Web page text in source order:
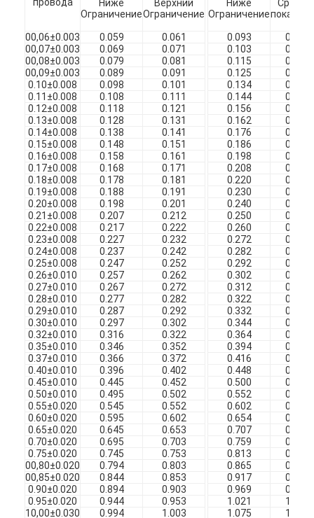
Экскурсия по заводу
Контроль качества
Свяжитесь с нами
Новости
Случаи
Запросите цитату
эмалированная круглая медная проволока
Эмалированная медная обмотка
Изолированные эмалированные медные провода
Магнитная проволока эмалированная
эмалированная плоская медная проволока
Шелковые проволоки
провод litz
Высокотемпературный магнитный провод
Ниже
Ограничение
Верхний
Ограничение
Ниже
Ограничение
00,06±0.003 0.059 0.061 0.093
0.098
00,07±0.003
0.069 0.071 0.103
0.108
00,08±0.003
0.079 0.081 0.115
0.120
00,09±0.003
0.089 0.091 0.125
0.130
0.10±0.008
0.098 0.101 0.134
0.139
0.11±0.008
0.108 0.111 0.144
0.149
0.12±0.008
0.118 0.121 0.156
0.161
0.13±0.008
0.128 0.131 0.162
0.171
0.14±0.008
0.138 0.141 0.176
0.181
0.15±0.008
0.148 0.151 0.186
0.191
0.16±0.008
0.158 0.161 0.198
0.203
0.17±0.008
0.168 0.171 0.208
0.213
0.18±0.008
0.178 0.181 0.220
0.225
0.19±0.008
0.188 0.191 0.230
0.235
0.20±0.008
0.198 0.201 0.240
0.245
0.21±0.008
0.207 0.212 0.250
0.255
0.22±0.008
0.217 0.222 0.260
0.265
0.23±0.008
0.227 0.232 0.272
0.277
0.24±0.008
0.237 0.242 0.282
0.287
0.25±0.008
0.247 0.252 0.292
0.297
0.26±0.010
0.257 0.262 0.302
0.307
0.27±0.010
0.267 0.272 0.312
0.317
0.28±0.010
0.277 0.282 0.322
0.327
0.29±0.010
0.287 0.292 0.332
0.337
0.30±0.010
0.297 0.302 0.344
0.349
0.32±0.010
0.316 0.322 0.364
0.369
0.35±0.010
0.346 0.352 0.394
0.399
0.37±0.010
0.366 0.372 0.416
0.421
0.40±0.010
0.396 0.402 0.448
0.454
0.45±0.010
0.445 0.452 0.500
0.506
0.50±0.010
0.495 0.502 0.552
0.558
0.55±0.020
0.545 0.552 0.602
0.608
0.60±0.020
0.595 0.602 0.654
0.661
0.65±0.020
0.645 0.653 0.707
0.715
0.70±0.020
0.695 0.703 0.759
0.767
0.75±0.020
0.745 0.753 0.813
0.822
00,80±0.020
0.794 0.803 0.865
0.874
00,85±0.020
0.844 0.853 0.917
0.926
0.90±0.020
0.894 0.903 0.969
0.978
0.95±0.020
0.944 0.953 1.021
1.031
10,00±0.030
0.994 1.003 1.075
1.085